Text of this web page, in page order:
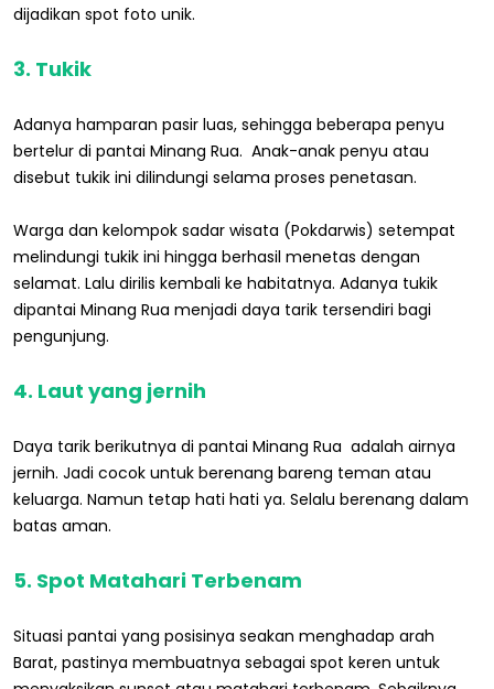
dijadikan spot foto unik.
3. Tukik
Adanya hamparan pasir luas, sehingga beberapa penyu
bertelur di pantai Minang Rua. Anak-anak penyu atau
disebut tukik ini dilindungi selama proses penetasan.
Warga dan kelompok sadar wisata (Pokdarwis) setempat
melindungi tukik ini hingga berhasil menetas dengan
selamat. Lalu dirilis kembali ke habitatnya. Adanya tukik
dipantai Minang Rua menjadi daya tarik tersendiri bagi
pengunjung.
4. Laut yang jernih
Daya tarik berikutnya di pantai Minang Rua adalah airnya
jernih. Jadi cocok untuk berenang bareng teman atau
keluarga. Namun tetap hati hati ya. Selalu berenang dalam
batas aman.
5. Spot Matahari Terbenam
Situasi pantai yang posisinya seakan menghadap arah
Barat, pastinya membuatnya sebagai spot keren untuk